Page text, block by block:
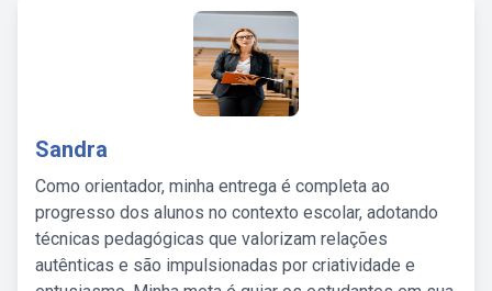
Sandra
Como orientador, minha entrega é completa ao
progresso dos alunos no contexto escolar, adotando
técnicas pedagógicas que valorizam relações
autênticas e são impulsionadas por criatividade e